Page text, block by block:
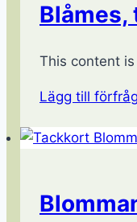
This content
Lägg till